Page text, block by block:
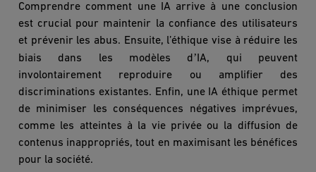
Comprendre comment une IA arrive à une conclusion
est crucial pour maintenir la confiance des utilisateurs
et prévenir les abus. Ensuite, l’éthique vise à réduire les
biais dans les mod èles d ’ IA, qui peuvent
involontairement reproduire ou amplifier des
discriminations existantes. Enfin, une IA éthique permet
de minimiser les conséquences négatives imprévues,
comme les atteintes à la vie privée ou la diffusion de
contenus inappropriés, tout en maximisant les bénéfices
pour la société.